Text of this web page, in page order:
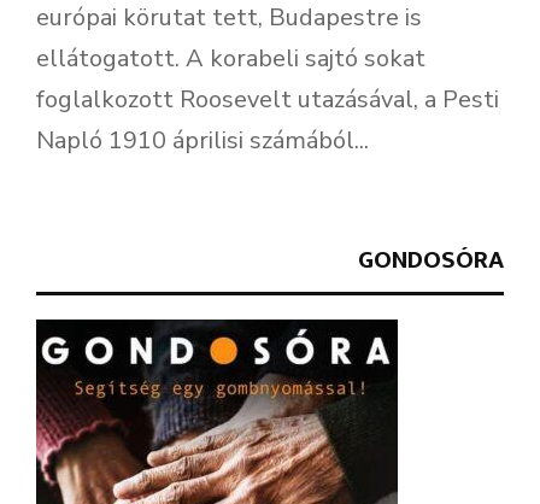
európai körutat tett, Budapestre is
ellátogatott. A korabeli sajtó sokat
foglalkozott Roosevelt utazásával, a Pesti
Napló 1910 áprilisi számából...
GONDOSÓRA